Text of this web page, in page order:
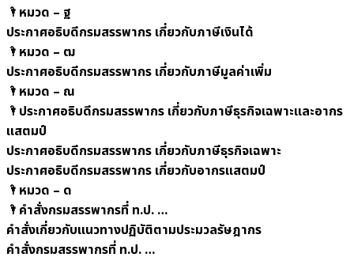
🌂หมวด – ฐ
ประกาศอธิบดีกรมสรรพากร เกี่ยวกับภาษีเงินได้
🌂หมวด – ฒ
ประกาศอธิบดีกรมสรรพากร เกี่ยวกับภาษีมูลค่าเพิ่ม
🌂หมวด – ณ
🌂ประกาศอธิบดีกรมสรรพากร เกี่ยวกับภาษีธุรกิจเฉพาะและอากร
แสตมป์
ประกาศอธิบดีกรมสรรพากร เกี่ยวกับภาษีธุรกิจเฉพาะ
ประกาศอธิบดีกรมสรรพากร เกี่ยวกับอากรแสตมป์
🌂หมวด – ด
🌂คำสั่งกรมสรรพากรที่ ท.ป. …
คำสั่งเกี่ยวกับแนวทางปฏิบัติตามประมวลรัษฎากร
คำสั่งกรมสรรพากรที่ ท.ป. …